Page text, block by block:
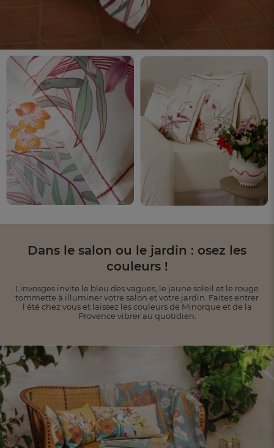
Dans le salon ou le jardin : osez les
couleurs !
Linvosges invite le bleu des vagues, le jaune soleil et le rouge
tommette à illuminer votre salon etvotre jardin. Faites entrer
l’été chez vous et laissez les couleurs de Minorque et de la
Provence vibrer au quotidien.